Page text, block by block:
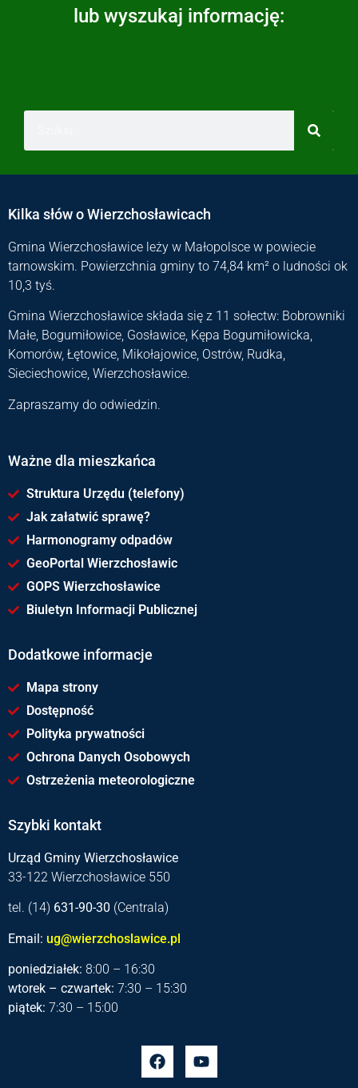
lub wyszukaj informację:
Kilka słów o Wierzchosławicach
Gmina Wierzchosławice leży w Małopolsce w powiecie
tarnowskim. Powierzchnia gminy to 74,84 km² o ludności ok
10,3 tyś.
Gmina Wierzchosławice składa się z 11 sołectw: Bobrowniki
Małe, Bogumiłowice, Gosławice, Kępa Bogumiłowicka,
Komorów, Łętowice, Mikołajowice, Ostrów, Rudka,
Sieciechowice, Wierzchosławice.
Zapraszamy do odwiedzin.
Ważne dla mieszkańca
Struktura Urzędu (telefony)
Jak załatwić sprawę?
Harmonogramy odpadów
GeoPortal Wierzchosławic
GOPS Wierzchosławice
Biuletyn Informacji Publicznej
Dodatkowe informacje
Mapa strony
Dostępność
Polityka prywatności
Ochrona Danych Osobowych
Ostrzeżenia meteorologiczne
Szybki kontakt
Urząd Gminy Wierzchosławice
33-122 Wierzchosławice 550
tel. (14) 631-90-30 (Centrala)
Email: ug@wierzchoslawice.pl
poniedziałek: 8:00 – 16:30
wtorek – czwartek: 7:30 – 15:30
piątek: 7:30 – 15:00